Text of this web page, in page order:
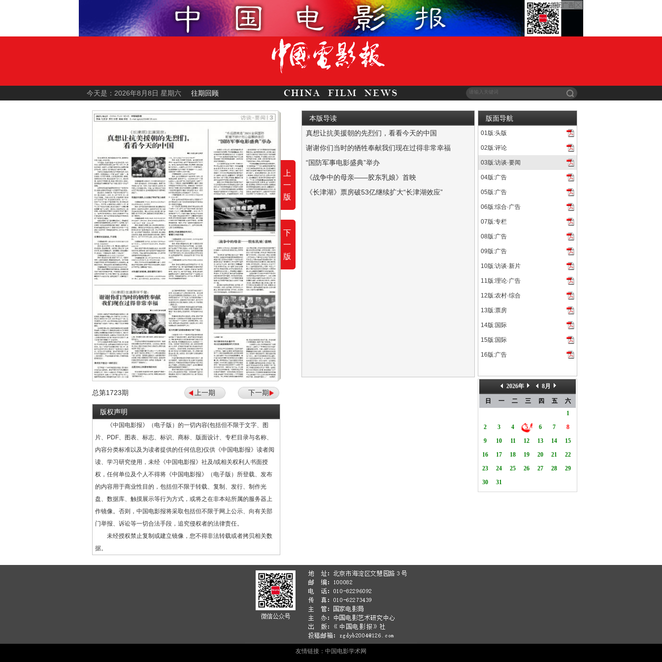
今天是：2026年8月8日 星期六 往期回顾
上
一
版
下
一
版
总第1723期 上一期 下一期
版权声明
《中国电影报》（电子版）的一切内容(包括但不限于文字、图
片、PDF、图表、标志、标识、商标、版面设计、专栏目录与名称、
内容分类标准以及为读者提供的任何信息)仅供《中国电影报》读者阅
读、学习研究使用，未经《中国电影报》社及/或相关权利人书面授
权，任何单位及个人不得将《中国电影报》（电子版）所登载、发布
的内容用于商业性目的，包括但不限于转载、复制、发行、制作光
盘、数据库、触摸展示等行为方式，或将之在非本站所属的服务器上
作镜像。否则，中国电影报将采取包括但不限于网上公示、向有关部
门举报、诉讼等一切合法手段，追究侵权者的法律责任。
未经授权禁止复制或建立镜像，您不得非法转载或者拷贝相关数
据。
本版导读
真想让抗美援朝的先烈们，看看今天的中国
在《长津湖》里，吴京是连长伍千里，是哥哥伍千里，也是儿子伍千里。作为连长，他要对全连157名战士负责...
谢谢你们当时的牺牲奉献我们现在过得非常幸福
近年来，由易烊千玺主演电影的票房收入表现亮眼，并且影片质量上乘、口碑不俗，2019年《少年的你》票房...
“国防军事电影盛典”举办
张丕民本报讯 10月22日，由国家电影局、浙江省委宣传部指导，中国电影基金会、浙江省电影局和横店集团...
《战争中的母亲——胶东乳娘》首映
本报讯 10月20日，纪录电影《战争中的母亲——胶东乳娘》首映式在山东济南举行。“胶东乳娘”是齐鲁红...
《长津湖》票房破53亿继续扩大“长津湖效应”
（上接第1版）伟大革命先烈永垂不朽伟大抗美援朝精神代代传承“身先士卒卫华夏家国，血战无畏护山河无恙。...
版面导航
01版:头版
02版:评论
03版:访谈·要闻
04版:广告
05版:广告
06版:综合·广告
07版:专栏
08版:广告
09版:广告
10版:访谈·新片
11版:理论·广告
12版:农村·综合
13版:票房
14版:国际
15版:国际
16版:广告
友情链接： 中国电影学术网